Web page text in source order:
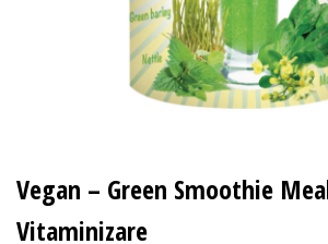
Vegan – Green Smoothie
Vitaminizare